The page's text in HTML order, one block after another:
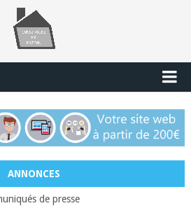
ANNONCES
de presse